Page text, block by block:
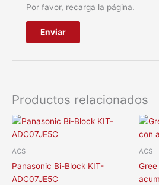
Por favor, recarga la página.
Productos relacionados
ACS
Panasonic Bi-Block KIT-
ADC07JE5C
ACS
Gree